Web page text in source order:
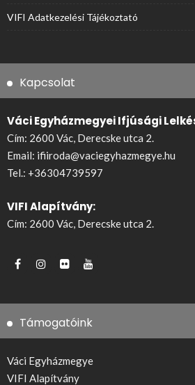
VIFI Adatkezelési Tájékoztató
Kapcsolat
Váci Egyházmegyei Ifjúsági
Cím: 2600 Vác, Derecske utca 2.
Email: ifiiroda@vaciegyhazmegye.hu
Tel.: +36304739597
VIFI Alapítvány:
Cím: 2600 Vác, Derecske utca 2.
Támogatóink
Váci Egyházmegye
VIFI Alapítvány